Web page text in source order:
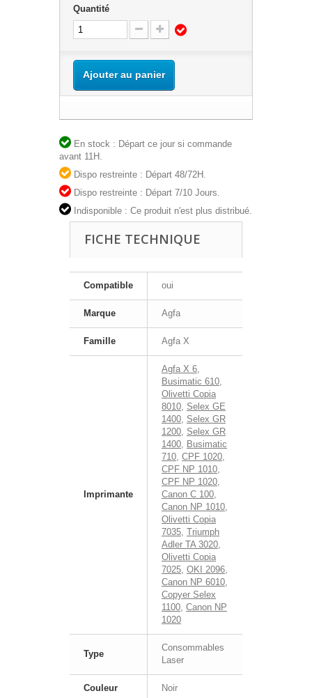
Quantité
Ajouter au panier
En stock : Départ ce jour si commande
avant 11H.
Dispo restreinte : Départ 48/72H.
Dispo restreinte : Départ 7/10 Jours.
Indisponible : Ce produit n'est plus distribué.
FICHE TECHNIQUE
Compatible oui
Marque Agfa
Famille Agfa X
Imprimante
Agfa X 6
Busimatic 610
Olivetti Copia
8010 Selex GE
1400 Selex GR
1200 Selex GR
1400
Busimatic
710 CPF 1020
CPF NP 1010
CPF NP 1020
Canon C 100
Canon NP 1010
Olivetti Copia
7035 Triumph
Adler TA 3020
Olivetti Copia
7025 OKI 2096
Canon NP 6010
Copyer Selex
1100 Canon NP
1020
Type
Consommables
Laser
Couleur Noir